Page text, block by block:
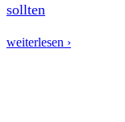
sollten
weiterlesen ›